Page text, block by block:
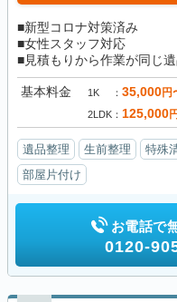
■新型コロナ対策済み
■女性スタッフ対応
■見積もりから作業が同じ遺
基本料金 1K 35,000円
2LDK 125,000
遺品整理 生前整理 特殊
部屋片付け
お電話で
0120-